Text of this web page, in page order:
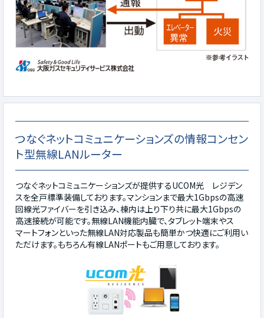
つなぐネットコミュニケーションズの情報コンセン
ト型無線LANルーター
つなぐネットコミュニケーションズが提供するUCOM光 レジデン
スを全戸標準装備しております。マンションまで最大1Gbpsの高速
回線光ファイバーを引き込み、棟内は上り下り共に最大1Gbpsの
高速接続が可能です。無線LAN機能内臓で、タブレット端末やス
マートフォンといった無線LAN対応製品も簡単かつ快適にご利用い
ただけます。もちろん有線LANポートもご用意しております。